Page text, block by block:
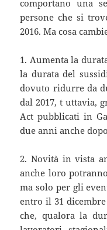
comportano una
persone che si
2016. Ma cosa
1. Aumenta la
la durata del
dovuto ridurre da
dal 2017, t uttavia,
Act pubblicati in
due anni anche
2. Novità in vista
anche loro
ma solo per gli
entro il 31
che, qualora la